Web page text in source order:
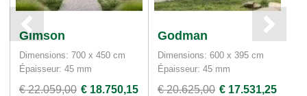
Gimson
Dimensions: 700 x 450 cm
Épaisseur: 45 mm
€ 22.059,00 € 18.750,15
Godman
Dimensions: 600 x 395 cm
Épaisseur: 45 mm
€ 20.625,00 € 17.531,25